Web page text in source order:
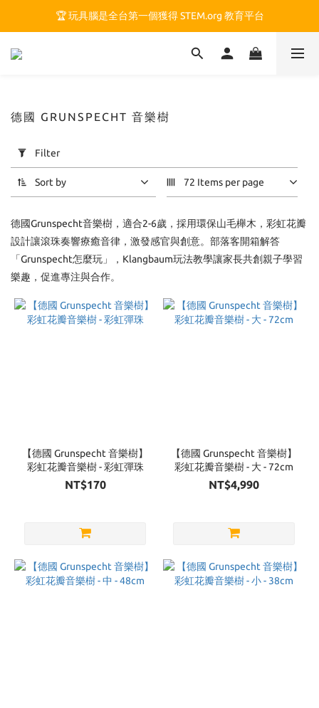
🏆 玩具腦是全台第一個獲得 STEM.org 教育平台
🏆 玩具腦是全台第一個獲得 STEM.org 教育平台
🍎 玩具腦最特別的 VIP 制度 👉
Filter
(0/20)
Range
(NT$)
德國 GRUNSPECHT 音樂樹
Filter
Sort by 72 Items per page
德國Grunspecht音樂樹，適合2-6歲，採用環保山毛櫸木，彩虹花瓣
設計讓滾珠奏響療癒音律，激發感官與創意。部落客開箱解答
「Grunspecht怎麼玩」，Klangbaum玩法教學讓家長共創親子學習
樂趣，促進專注與合作。
【德國 Grunspecht 音樂樹】
彩虹花瓣音樂樹 - 彩虹彈珠
NT$170
【德國 Grunspecht 音樂樹】
彩虹花瓣音樂樹 - 大 - 72cm
NT$4,990